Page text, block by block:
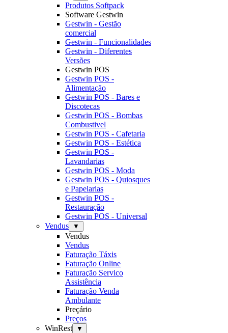
Produtos Softpack
Software Gestwin
Gestwin - Gestão
comercial
Gestwin - Funcionalidades
Gestwin - Diferentes
Versões
Gestwin POS
Gestwin POS -
Alimentação
Gestwin POS - Bares e
Discotecas
Gestwin POS - Bombas
Combustivel
Gestwin POS - Cafetaria
Gestwin POS - Estética
Gestwin POS -
Lavandarias
Gestwin POS - Moda
Gestwin POS - Quiosques
e Papelarias
Gestwin POS -
Restauração
Gestwin POS - Universal
Vendus
▼
Vendus
Vendus
Faturação Táxis
Faturação Online
Faturação Servico
Assistência
Faturação Venda
Ambulante
Preçário
Preços
WinRest
▼